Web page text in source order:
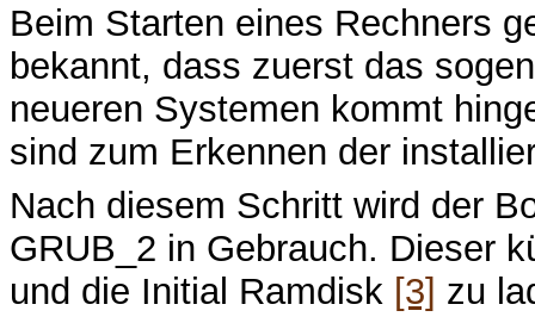
Beim Starten eines Rechners
bekannt, dass zuerst das
neueren Systemen kommt
sind zum Erkennen der
Nach diesem Schritt wird der
GRUB_2 in Gebrauch. Dieser
und die Initial Ramdisk [3] zu